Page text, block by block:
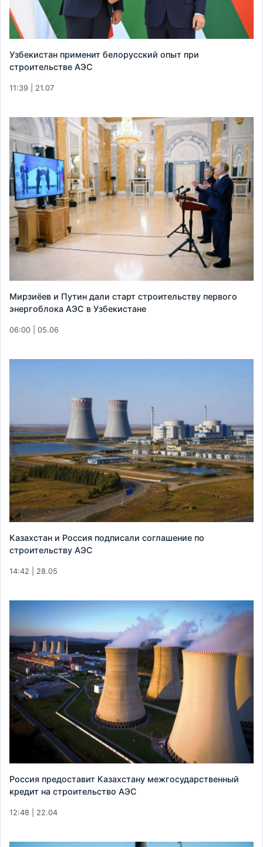
Узбекистан применит белорусский опыт при
строительстве АЭС
11:39 | 21.07
Мирзиёев и Путин дали старт строительству первого
энергоблока АЭС в Узбекистане
06:00 | 05.06
Казахстан и Россия подписали соглашение по
строительству АЭС
14:42 | 28.05
Россия предоставит Казахстану межгосударственный
кредит на строительство АЭС
12:48 | 22.04